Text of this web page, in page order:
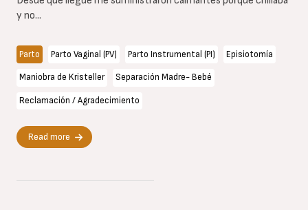
y no...
Parto Parto Vaginal (PV) Parto Instrumental (PI) Episiotomía
Maniobra de Kristeller Separación Madre- Bebé
Reclamación / Agradecimiento
Read more